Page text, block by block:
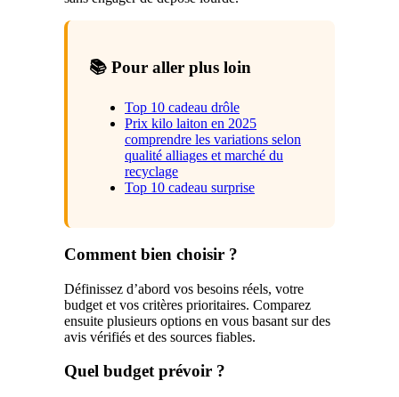
📚 Pour aller plus loin
Top 10 cadeau drôle
Prix kilo laiton en 2025
comprendre les variations selon
qualité alliages et marché du
recyclage
Top 10 cadeau surprise
Comment bien choisir ?
Définissez d’abord vos besoins réels, votre
budget et vos critères prioritaires. Comparez
ensuite plusieurs options en vous basant sur des
avis vérifiés et des sources fiables.
Quel budget prévoir ?